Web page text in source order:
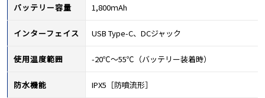
バッテリー容量 1,800ｍAh
インターフェイス USB Type-C、DCジャック
使用温度範囲 -20℃～55℃（バッテリー装着時）
防水機能 IPX5［防噴流形］